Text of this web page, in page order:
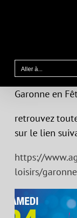
Aller à...
Garonne en
retrouvez
sur le lien
https://
loisirs/